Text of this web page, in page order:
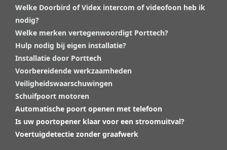
Welke Doorbird of Videx intercom of videofoon heb ik
nodig?
Welke merken vertegenwoordigt Porttech?
Hulp nodig bij eigen installatie?
Installatie door Porttech
Voorbereidende werkzaamheden
Veiligheidswaarschuwingen
Schuifpoort motoren
Automatische poort openen met telefoon
Is uw poortopener klaar voor een stroomuitval?
Voertuigdetectie zonder graafwerk